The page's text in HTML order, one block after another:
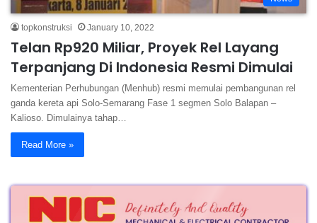
topkonstruksi January 10, 2022
Telan Rp920 Miliar, Proyek Rel Layang
Terpanjang Di Indonesia Resmi Dimulai
Kementerian Perhubungan (Menhub) resmi memulai pembangunan rel
ganda kereta api Solo-Semarang Fase 1 segmen Solo Balapan –
Kalioso. Dimulainya tahap…
Read More »